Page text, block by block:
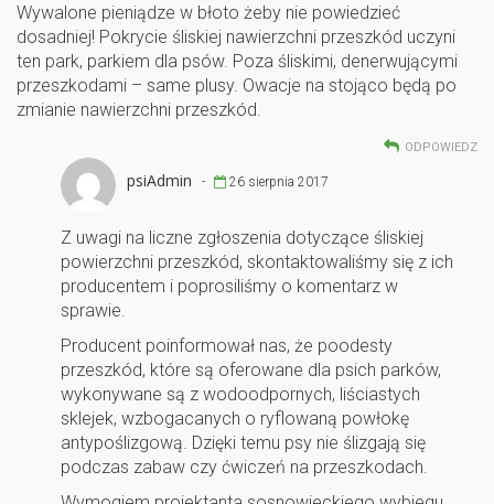
Wywalone pieniądze w błoto żeby nie powiedzieć
dosadniej! Pokrycie śliskiej nawierzchni przeszkód uczyni
ten park, parkiem dla psów. Poza śliskimi, denerwującymi
przeszkodami – same plusy. Owacje na stojąco będą po
zmianie nawierzchni przeszkód.
ODPOWIEDZ
psiAdmin - 26 sierpnia 2017
Z uwagi na liczne zgłoszenia dotyczące śliskiej
powierzchni przeszkód, skontaktowaliśmy się z ich
producentem i poprosiliśmy o komentarz w
sprawie.
Producent poinformował nas, że poodesty
przeszkód, które są oferowane dla psich parków,
wykonywane są z wodoodpornych, liściastych
sklejek, wzbogacanych o ryflowaną powłokę
antypoślizgową. Dzięki temu psy nie ślizgają się
podczas zabaw czy ćwiczeń na przeszkodach.